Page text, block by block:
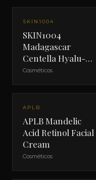
SKIN1004
SKIN1004
Madagascar
Centella Hyalu-
Cica Water-Fit Sun
Cosméticos
APLB
APLB Mandelic
Acid Retinol Facial
Cream
Cosméticos